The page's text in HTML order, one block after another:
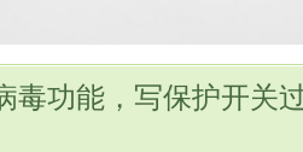
功能，写保护开关